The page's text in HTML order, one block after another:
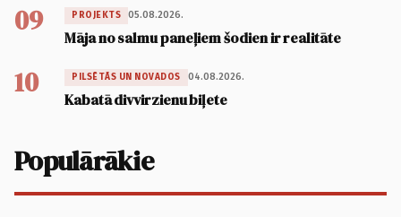
09 PROJEKTS 05.08.2026.
Māja no salmu paneļiem šodien ir realitāte
10 PILSĒTĀS UN NOVADOS 04.08.2026.
Kabatā divvirzienu biļete
Populārākie